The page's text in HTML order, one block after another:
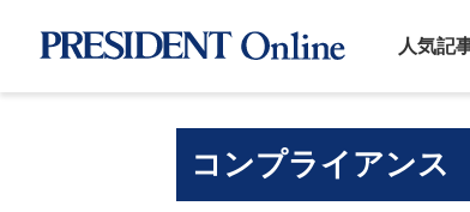
人気記
コンプライアンス